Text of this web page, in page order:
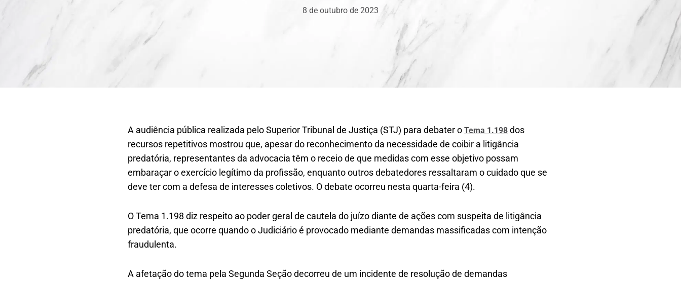
8 de outubro de 2023
A audiência pública realizada pelo Superior Tribunal de Justiça (STJ) para debater o Tema 1.198 dos
recursos repetitivos mostrou que, apesar do reconhecimento da necessidade de coibir a litigância
predatória, representantes da advocacia têm o receio de que medidas com esse objetivo possam
embaraçar o exercício legítimo da profissão, enquanto outros debatedores ressaltaram o cuidado que se
deve ter com a defesa de interesses coletivos. O debate ocorreu nesta quarta-feira (4).
O Tema 1.198 diz respeito ao poder geral de cautela do juízo diante de ações com suspeita de litigância
predatória, que ocorre quando o Judiciário é provocado mediante demandas massificadas com intenção
fraudulenta.
A afetação do tema pela Segunda Seção decorreu de um incidente de resolução de demandas